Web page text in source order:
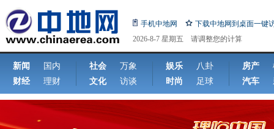
手机中地网
下载中地网到桌面一键
2026-8-7 星期五 请调整您的计算
机日期!
新闻
国内
财经
理财
社会
万象
文化
访谈
娱乐
八卦
时尚
足球
房产
汽车